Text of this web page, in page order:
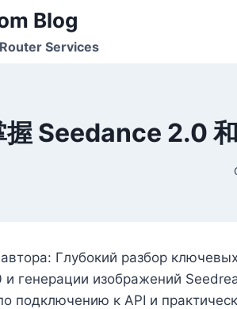
Blog
Services
握 Seedance 2.0
Глубокий разбор
и генерации изображений
подключению к API и